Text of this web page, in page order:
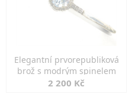
Elegantní prvorepubliková
brož s modrým spinelem
2 200 Kč